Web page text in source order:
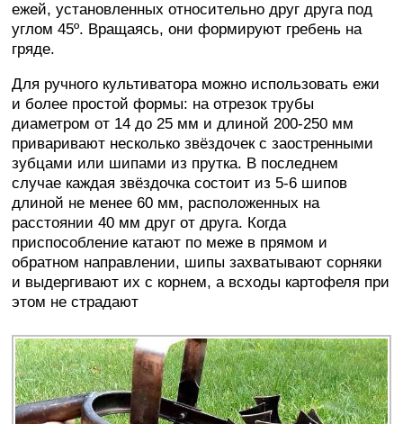
ежей, установленных относительно друг друга под
углом 45º. Вращаясь, они формируют гребень на
гряде.
Для ручного культиватора можно использовать ежи
и более простой формы: на отрезок трубы
диаметром от 14 до 25 мм и длиной 200-250 мм
приваривают несколько звёздочек с заостренными
зубцами или шипами из прутка. В последнем
случае каждая звёздочка состоит из 5-6 шипов
длиной не менее 60 мм, расположенных на
расстоянии 40 мм друг от друга. Когда
приспособление катают по меже в прямом и
обратном направлении, шипы захватывают сорняки
и выдергивают их с корнем, а всходы картофеля при
этом не страдают